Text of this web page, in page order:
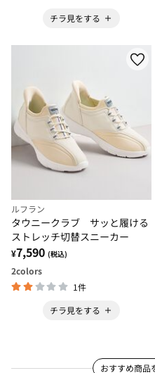
チラ見をする
ルフラン
タウニークラブ サッと履ける
ストレッチ切替スニーカー
¥7,590 (税込)
2colors
1件
チラ見をする
おすすめ商品